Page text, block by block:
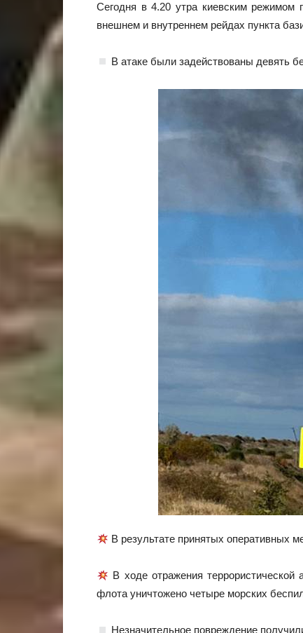
Сегодня в 4.20 утра киевским режимом
внешнем и внутреннем рейдах пункта
В атаке были задействованы девять
В результате принятых оперативных
В ходе отражения
флота уничтожено четыре морских
Незначительное повреждение